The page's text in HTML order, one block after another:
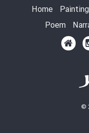
Home Painting
Poem
©